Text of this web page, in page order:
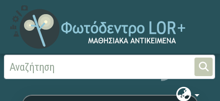
Αρχική Χωρίς τίτλο